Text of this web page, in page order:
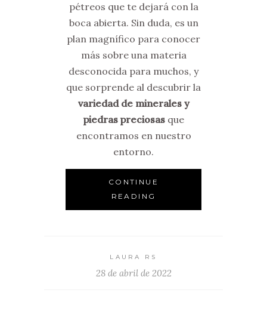
pétreos que te dejará con la
boca abierta. Sin duda, es un
plan magnífico para conocer
más sobre una materia
desconocida para muchos, y
que sorprende al descubrir la
variedad de minerales y
piedras preciosasque
encontramos en nuestro
entorno.
CONTINUE
READING
LAURA RS
28 de abril de 2022